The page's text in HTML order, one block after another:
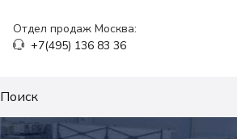
Отдел продаж Москва:
+7(495) 136 83 36
Поиск